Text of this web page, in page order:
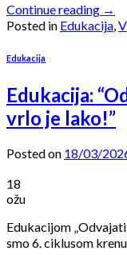
Continue reading →
Posted in Edukacija
Edukacija
Edukacija:
vrlo je lako!”
Posted on 18/03/
18
ožu
Edukacijom
smo 6. ciklusom